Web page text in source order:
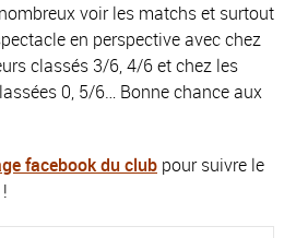
voir les matchs et surtout
en perspective avec chez
classés 3/6, 4/6 et chez les
0, 5/6… Bonne chance aux
facebook du club pour suivre le